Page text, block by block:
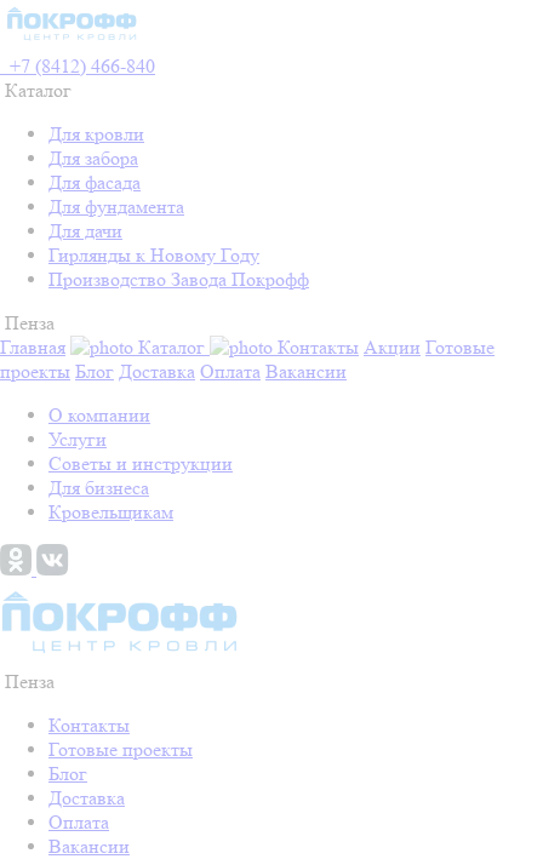
+7 (8412) 466-840
Каталог
Для кровли
Для забора
Для фасада
Для фундамента
Для дачи
Гирлянды к Новому Году
Производство Завода Покрофф
Пенза
Главная
Каталог Контакты Акции Готовые
проекты Блог Доставка Оплата Вакансии
О компании
Услуги
Советы и инструкции
Для бизнеса
Кровельщикам
Пенза
Контакты
Готовые проекты
Блог
Доставка
Оплата
Вакансии